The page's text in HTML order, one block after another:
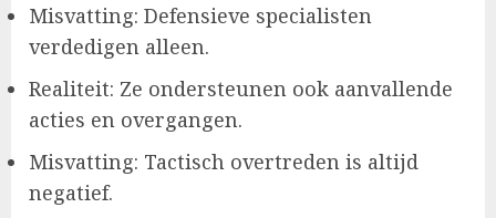
Misvatting: Defensieve specialisten
verdedigen alleen.
Realiteit: Ze ondersteunen ook aanvallende
acties en overgangen.
Misvatting: Tactisch overtreden is altijd
negatief.